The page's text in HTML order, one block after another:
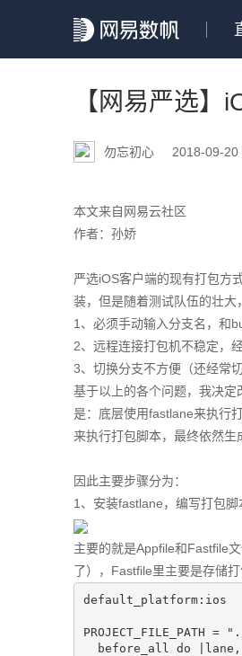
【网易严选】
勿忘初心 2018-09-20
本文来自网易云社区
作者：孙娇
严选iOS客户端的现有打包方
装，但是随着测试队伍的壮大
1、必须手动输入分支名，和
2、远程连接打包机不稳定，
3、切换分支不方便（还经常切
基于以上的各个问题，我决
是：底层使用fastlane来执行
来执行打包脚本，最终依然生
因此主要步骤分为：
1、安装fastlane，编写打包
主要的就是Appfile和Fastfile
了），Fastfile里主要是存储
default_platform:ios
PROJECT_FILE_PATH
before_all do |lane,